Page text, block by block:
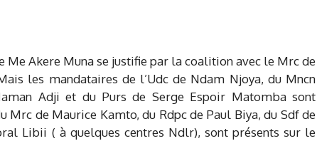
Me Akere Muna se justifie par la coalition avec le Mrc de
les mandataires de l’Udc de Ndam Njoya, du Mncn
Adji et du Purs de Serge Espoir Matomba sont
de Maurice Kamto, du Rdpc de Paul Biya, du Sdf de
Libii ( à quelques centres Ndlr), sont présents sur le